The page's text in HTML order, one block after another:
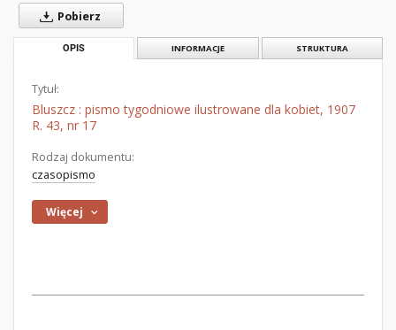
Pobierz
OPIS INFORMACJE STRUKTURA
Tytuł:
Bluszcz : pismo tygodniowe ilustrowane dla kobiet, 1907
R. 43, nr 17
Rodzaj dokumentu:
czasopismo
Więcej